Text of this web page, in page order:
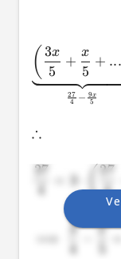
4
27 − 5
9x
( 5
3x
+
5
x
+ ...
∴
27
3 ( 4
27
⟹
3 x